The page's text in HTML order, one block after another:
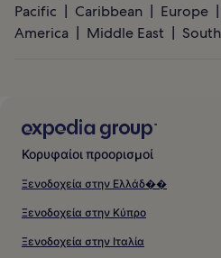
Pacific
Caribbean Europe
America
Middle East
Κορυφαίοι προορισμοί
Ξενοδοχεία στην Ελλάδ��
Ξενοδοχεία στην Κύπρο
Ξενοδοχεία στην Ιταλία